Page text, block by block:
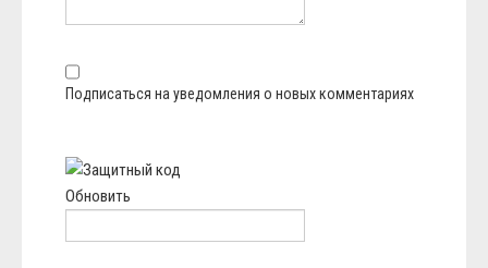
Подписаться на уведомления о новых комментариях
Обновить